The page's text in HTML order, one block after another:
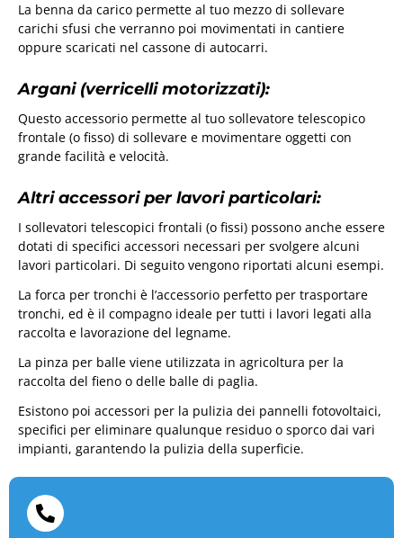
La benna da carico permette al tuo mezzo di sollevare
carichi sfusi che verranno poi movimentati in cantiere
oppure scaricati nel cassone di autocarri.
Argani (verricelli motorizzati):
Questo accessorio permette al tuo sollevatore telescopico
frontale (o fisso) di sollevare e movimentare oggetti con
grande facilità e velocità.
Altri accessori per lavori particolari:
I sollevatori telescopici frontali (o fissi) possono anche essere
dotati di specifici accessori necessari per svolgere alcuni
lavori particolari. Di seguito vengono riportati alcuni esempi.
La forca per tronchi è l’accessorio perfetto per trasportare
tronchi, ed è il compagno ideale per tutti i lavori legati alla
raccolta e lavorazione del legname.
La pinza per balle viene utilizzata in agricoltura per la
raccolta del fieno o delle balle di paglia.
Esistono poi accessori per la pulizia dei pannelli fotovoltaici,
specifici per eliminare qualunque residuo o sporco dai vari
impianti, garantendo la pulizia della superficie.